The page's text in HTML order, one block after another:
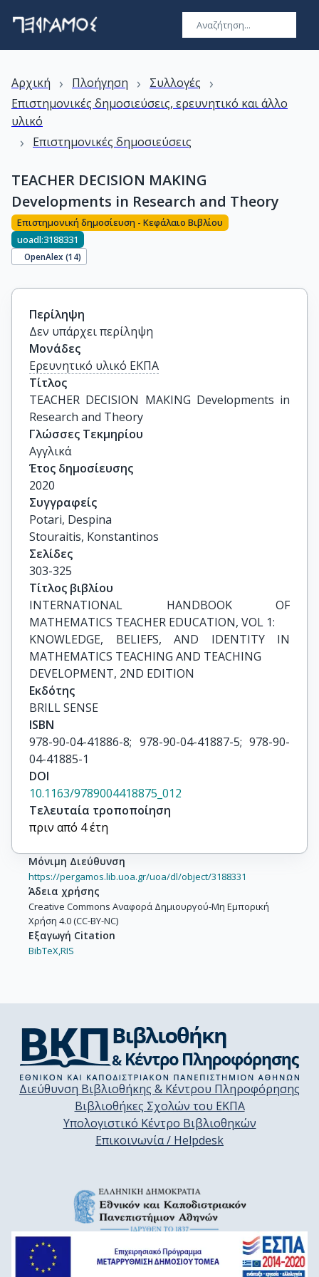
Αρχική › Πλοήγηση › Συλλογές ›
Επιστημονικές δημοσιεύσεις, ερευνητικό και άλλο
υλικό
› Επιστημονικές δημοσιεύσεις
TEACHER DECISION MAKING
Developments in Research and Theory
Επιστημονική δημοσίευση - Κεφάλαιο Βιβλίου
uoadl:3188331
OpenAlex (14)
Περίληψη
Δεν υπάρχει περίληψη
Μονάδες
Ερευνητικό υλικό ΕΚΠΑ
Τίτλος
TEACHER DECISION MAKING Developments in
Research and Theory
Γλώσσες Τεκμηρίου
Αγγλικά
Έτος δημοσίευσης
2020
Συγγραφείς
Potari, Despina
Stouraitis, Konstantinos
Σελίδες
303-325
Τίτλος βιβλίου
INTERNATIONAL HANDBOOK OF
MATHEMATICS TEACHER EDUCATION, VOL 1:
KNOWLEDGE, BELIEFS, AND IDENTITY IN
MATHEMATICS TEACHING AND TEACHING
DEVELOPMENT, 2ND EDITION
Εκδότης
BRILL SENSE
ISBN
978-90-04-41886-8; 978-90-04-41887-5; 978-90-
04-41885-1
DOI
10.1163/9789004418875_012
Τελευταία τροποποίηση
πριν από 4 έτη
Μόνιμη Διεύθυνση
https://pergamos.lib.uoa.gr/uoa/dl/object/3188331
Άδεια χρήσης
Creative Commons Αναφορά Δημιουργού-Μη Εμπορική
Χρήση 4.0 (CC-BY-NC)
Εξαγωγή Citation
BibTeX,RIS
Διεύθυνση Βιβλιοθήκης & Κέντρου Πληροφόρησης
Βιβλιοθήκες Σχολών του ΕΚΠΑ
Υπολογιστικό Κέντρο Βιβλιοθηκών
Επικοινωνία / Helpdesk